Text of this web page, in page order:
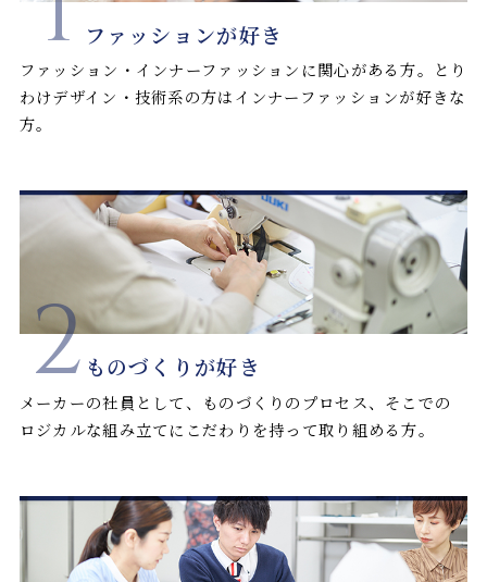
ファッションが好き
ファッション・インナーファッションに関心がある方。とり
わけデザイン・技術系の方はインナーファッションが好きな
方。
2ものづくりが好き
メーカーの社員として、ものづくりのプロセス、そこでの
ロジカルな組み立てにこだわりを持って取り組める方。